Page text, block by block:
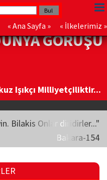
« Ana Sayfa » « İlkelerimiz »
GÖRÜŞÜ
Işıkçı Milliyetçiliktir...
Bilakis Onlar diridirler..."
Bakara-154